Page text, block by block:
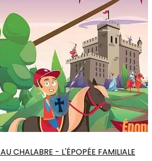
CHALABRE - L'ÉPOPÉE FAMILIALE